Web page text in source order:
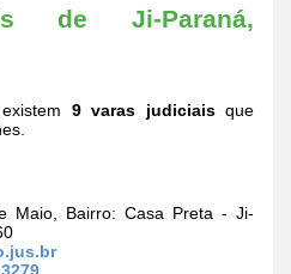
de Ji-Paraná,
9 varas judiciaisque
Maio, Bairro: Casa Preta - Ji-